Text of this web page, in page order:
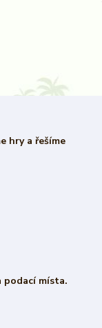
hry a řešíme
podací místa.